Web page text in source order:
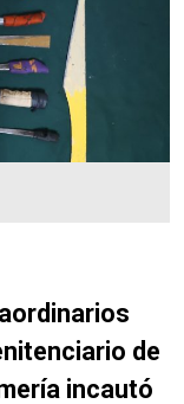
de
incautó